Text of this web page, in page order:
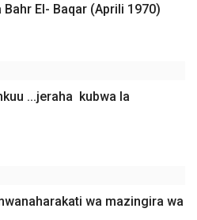
El- Baqar (Aprili 1970)
...jeraha kubwa la
wa mazingira wa